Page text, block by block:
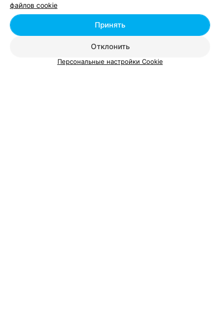
Наращивание ресниц возле метро Тракторный
файлов cookie
Отклонить
Принять
Персональные настройки Cookie